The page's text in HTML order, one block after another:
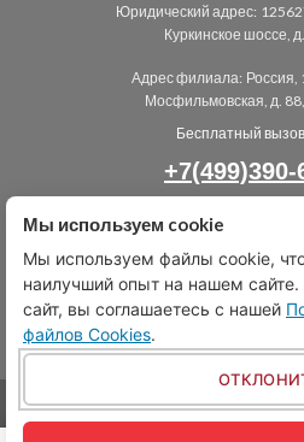
Юридический адрес:
Куркинское шоссе,
Адрес филиала: Россия,
Мосфильмовская, д. 88,
Бесплатный
+7(499)390-
info@gidrostok-
ИП Шинкуба Мизан
Мы используем cookie
Мы используем файлы cookie,
наилучший опыт на нашем
сайт, вы соглашаетесь с нашей
файлов Cookies.